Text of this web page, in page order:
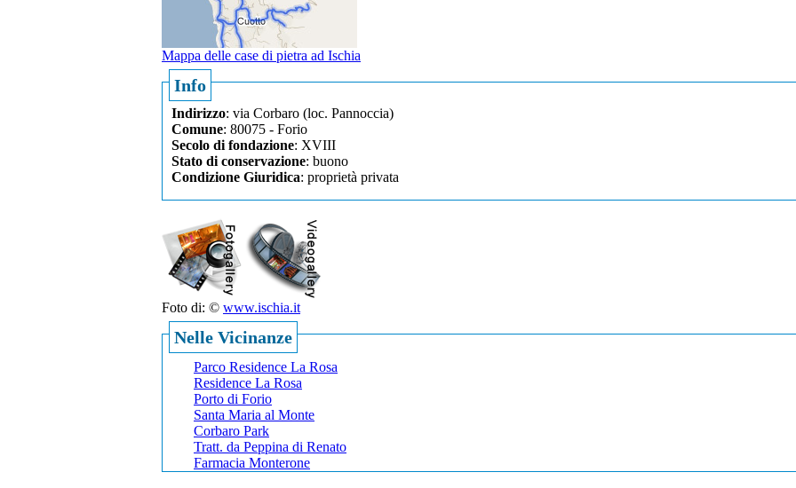
Mappa delle case di pietra ad Ischia
Info
Indirizzo: via Corbaro (loc. Pannoccia)
Comune: 80075 - Forio
Secolo di fondazione: XVIII
Stato di conservazione: buono
Condizione Giuridica: proprietà privata
Foto di: © www.ischia.it
Nelle Vicinanze
Parco Residence La Rosa
Residence La Rosa
Porto di Forio
Santa Maria al Monte
Corbaro Park
Tratt. da Peppina di Renato
Farmacia Monterone